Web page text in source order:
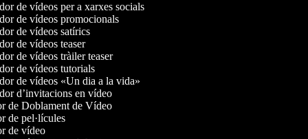
de vídeos per a xarxes socials
de vídeos promocionals
de vídeos satírics
de vídeos teaser
de vídeos tràiler teaser
de vídeos tutorials
de vídeos «Un dia a la vida»
d’invitacions en vídeo
de Doblament de Vídeo
de pel·lícules
de vídeo